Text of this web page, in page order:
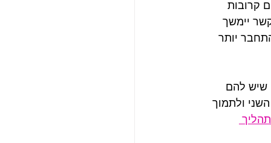
קרובות
יימשך
יותר
שיש להם
ולתמוך
תהליך